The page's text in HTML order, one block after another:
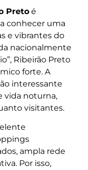
Preto é
conhecer uma
e vibrantes do
nacionalmente
Ribeirão Preto
forte. A
interessante
vida noturna,
visitantes.
ampla rede
Por isso,